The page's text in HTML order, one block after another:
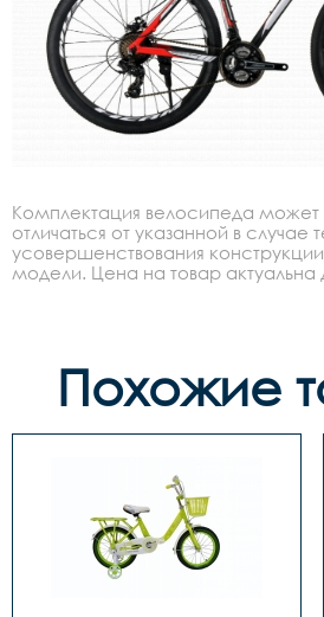
Комплектация велосипеда может
отличаться от указанной в случае
усовершенствования
модели. Цена на товар актуальна
Похожие